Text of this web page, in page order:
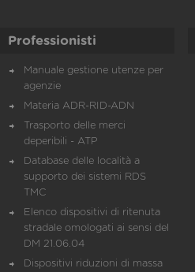
Professionisti
Manuale gestione utenze per
agenzie
Materia ADR-RID-ADN
Trasporto delle merci
deperibili - ATP
Database delle località a
supporto dei sistemi RDS
TMC
Elenco dispositivi di ritenuta
stradale omologati ai sensi del
DM 21.06.04
Dispositivi riduzioni di massa